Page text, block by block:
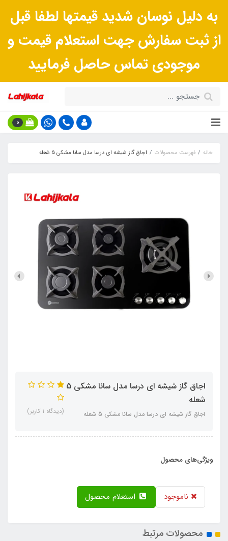
به دلیل نوسان شدید قیمتها لطفا قبل
از ثبت سفارش جهت استعلام قیمت و
موجودی تماس حاصل فرمایید
0
خانه فهرست محصولات اجاق گاز شیشه ای درسا مدل سانا مشکی 5 شعله
اجاق گاز شیشه ای درسا مدل سانا مشکی 5
شعله
اجاق گاز شیشه ای درسا مدل سانا مشکی 5 شعله (دیدگاه 1 کاربر)
ویژگی‌های محصول
ناموجود
محصولات مرتبط